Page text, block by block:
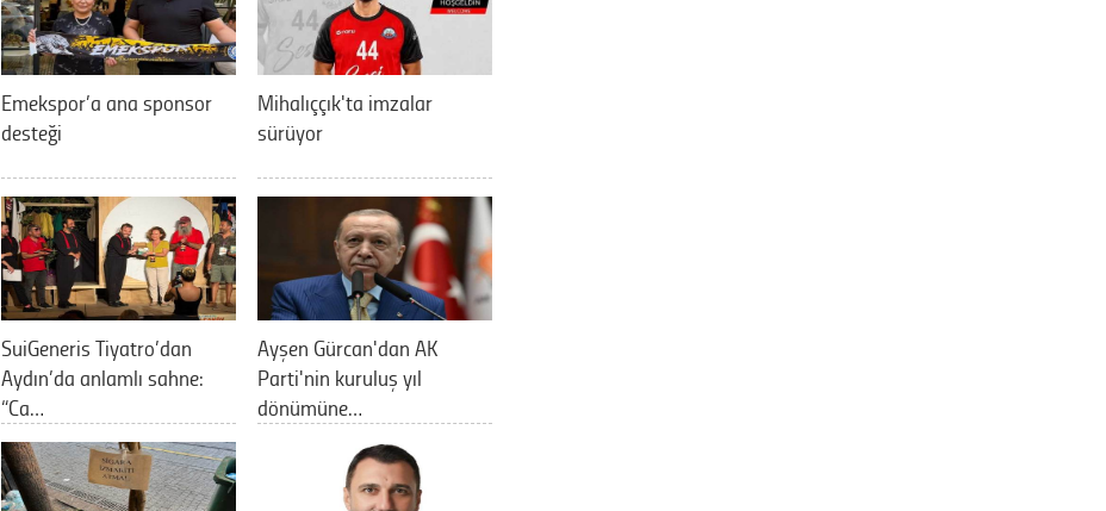
Emekspor’a ana sponsor
desteği
Mihalıççık'ta imzalar
sürüyor
SuiGeneris Tiyatro’dan
Aydın’da anlamlı sahne:
“Ca…
Ayşen Gürcan'dan AK
Parti'nin kuruluş yıl
dönümüne…